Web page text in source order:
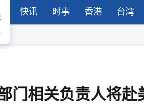
快讯 时事 香港 台湾
门相关负责人将